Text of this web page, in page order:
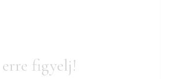
figyelj!